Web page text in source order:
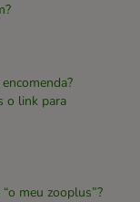
o link para
meu zooplus”?